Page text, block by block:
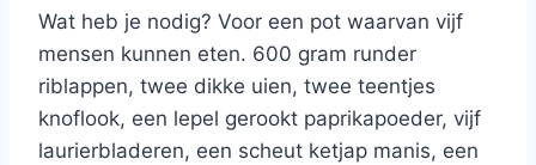
Wat heb je nodig? Voor een pot waarvan vijf
mensen kunnen eten. 600 gram runder
riblappen, twee dikke uien, twee teentjes
knoflook, een lepel gerookt paprikapoeder, vijf
laurierbladeren, een scheut ketjap manis, een